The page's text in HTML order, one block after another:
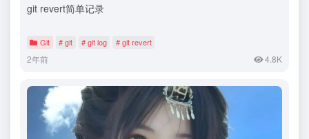
git revert简单记录
Git # git # git log # git revert
2年前 4.8K